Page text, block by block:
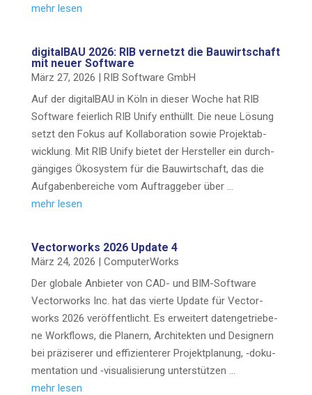
mehr lesen
digi­tal­BAU 2026: RIB ver­netzt die Bau­wirt­schaft
mit neu­er Software
März 27, 2026 | RIB Soft­ware GmbH
Auf der digi­tal­BAU in Köln in die­ser Woche hat RIB
Soft­ware fei­er­lich RIB Uni­fy ent­hüllt. Die neue Lösung
setzt den Fokus auf Kol­la­bo­ra­ti­on sowie Pro­jekt­ab­
wick­lung. Mit RIB Uni­fy bie­tet der Her­stel­ler ein durch­
gän­gi­ges Öko­sys­tem für die Bau­wirt­schaft, das die
Auf­ga­ben­be­rei­che vom Auf­trag­ge­ber über …
mehr lesen
Vec­tor­works 2026 Update 4
März 24, 2026 | Com­pu­ter­Works
Der glo­ba­le Anbie­ter von CAD- und BIM-Sof­t­­wa­re
Vec­tor­works Inc. hat das vier­te Update für Vec­tor­
works 2026 ver­öf­fent­licht. Es erwei­tert daten­ge­trie­be­
ne Work­flows, die Pla­nern, Archi­tek­ten und Desi­gnern
bei prä­zi­se­rer und effi­zi­en­te­rer Pro­jekt­pla­nung, ‑doku­
men­ta­ti­on und ‑visua­li­sie­rung unterstützen …
mehr lesen